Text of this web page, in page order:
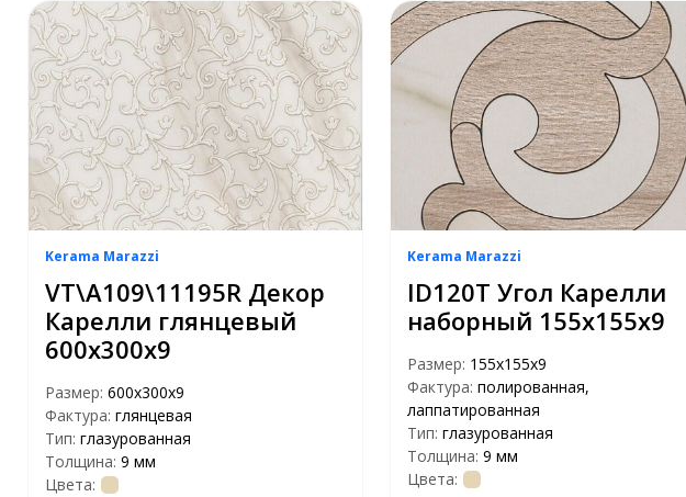
Kerama Marazzi
VT\A109\11195R Декор
Карелли глянцевый
600х300х9
Размер: 600х300х9
Фактура: глянцевая
Тип: глазурованная
Толщина: 9 мм
Цвета:
Kerama Marazzi
ID120T Угол Карелли
наборный 155х155х9
Размер: 155х155х9
Фактура: полированная,
лаппатированная
Тип: глазурованная
Толщина: 9 мм
Цвета: